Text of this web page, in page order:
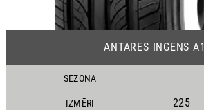
ANTARES INGENS A1
SEZONA
IZMĒRI 225